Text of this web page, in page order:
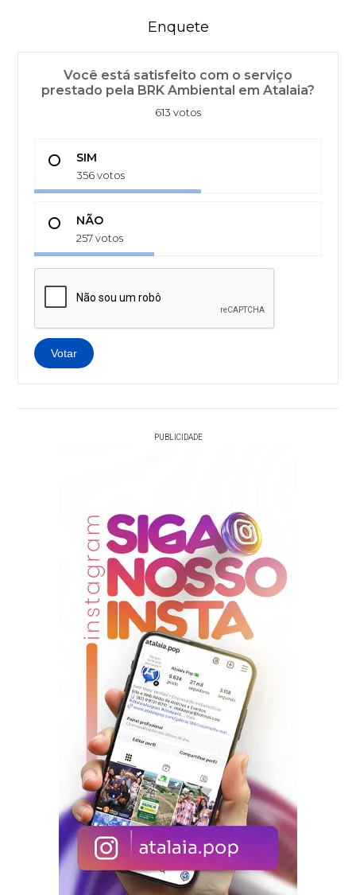
Enquete
Você está satisfeito com o serviço
prestado pela BRK Ambiental em Atalaia?
613 votos
SIM
356 votos
NÃO
257 votos
Votar
PUBLICIDADE